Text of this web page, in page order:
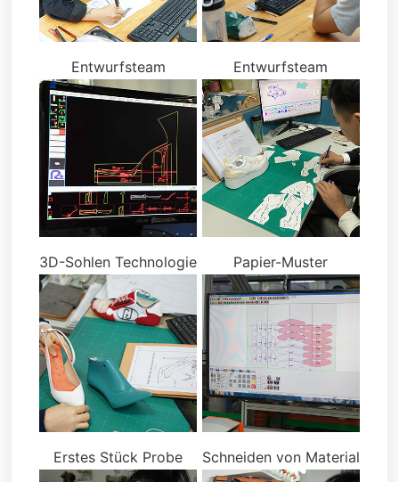
Entwurfsteam Entwurfsteam
3D-Sohlen Technologie Papier-Muster
Erstes Stück Probe Schneiden von Material